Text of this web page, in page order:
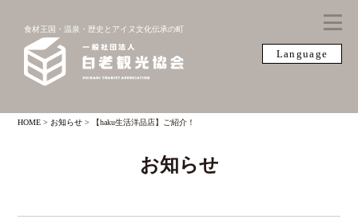
Language
食材王国・温泉・歴史とアイヌ文化伝承の町
HOME >お知らせ > 【haku生活洋品店】ご紹介！
お知らせ